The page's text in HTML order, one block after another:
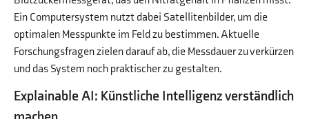
Ein Computersystem nutzt dabei Satellitenbilder, um die
optimalen Messpunkte im Feld zu bestimmen. Aktuelle
Forschungsfragen zielen darauf ab, die Messdauer zu verkürzen
und das System noch praktischer zu gestalten.
Explainable AI: Künstliche Intelligenz verständlich